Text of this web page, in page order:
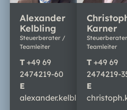
Alexander
Kelbling
Steuerberater /
Teamleiter
T +49 69
2474219-60
E
Karner
Teamleiter
T +49 69
2474219-
E